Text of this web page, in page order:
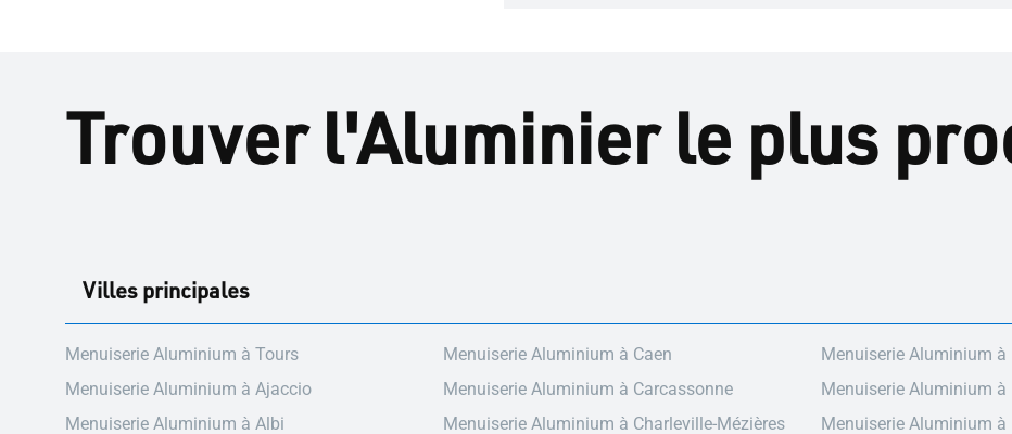
Trouver l'Aluminier le plus
Villes principales
Menuiserie Aluminium à Tours
Menuiserie Aluminium à Ajaccio
Menuiserie Aluminium à Albi
Menuiserie Aluminium à Caen
Menuiserie Aluminium à Carcassonne
Menuiserie Aluminium à Charleville-Mézières
Menuiserie Aluminium à
Menuiserie Aluminium à
Menuiserie Aluminium à